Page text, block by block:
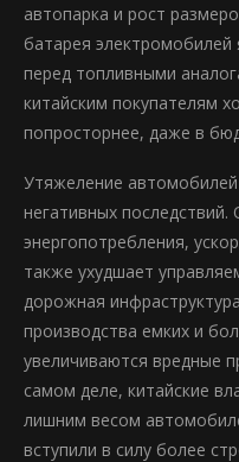
автопарка и рост
батарея электромобилей
перед топливными
китайским покупателям
попросторнее, даже в
Утяжеление
негативных
энергопотребления,
также ухудшает
дорожная
производства емких и
увеличиваются вредные
самом деле, китайские
лишним весом
вступили в силу более